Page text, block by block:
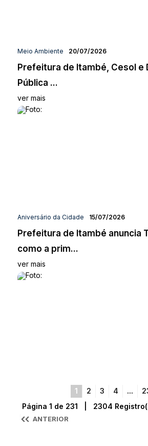
Meio Ambiente 20/07/2026
Prefeitura de Itambé, Cesol e
Pública ...
ver mais
Aniversário da Cidade 15/07/2026
Prefeitura de Itambé anuncia
como a prim...
ver mais
1 2 3 4 ...
ANTERIOR
Página 1 de 231 | 2304